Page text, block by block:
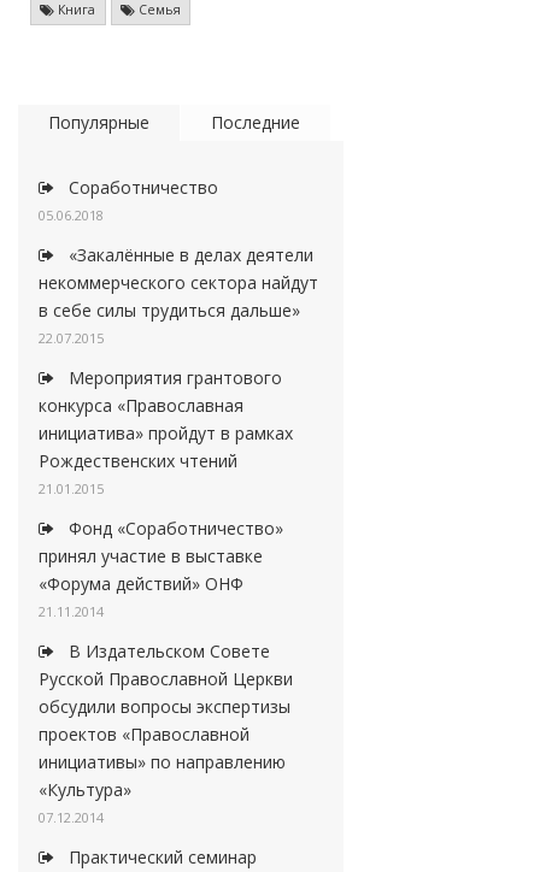
Книга Семья
Популярные Последние
Соработничество
05.06.2018
«Закалённые в делах деятели
некоммерческого сектора найдут
в себе силы трудиться дальше»
22.07.2015
Мероприятия грантового
конкурса «Православная
инициатива» пройдут в рамках
Рождественских чтений
21.01.2015
Фонд «Соработничество»
принял участие в выставке
«Форума действий» ОНФ
21.11.2014
В Издательском Совете
Русской Православной Церкви
обсудили вопросы экспертизы
проектов «Православной
инициативы» по направлению
«Культура»
07.12.2014
Практический семинар